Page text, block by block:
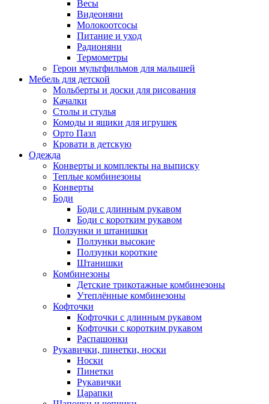
Весы
Видеоняни
Молокоотсосы
Питание и уход
Радионяни
Термометры
Герои мультфильмов для малышей
Мебель для детской
Мольберты и доски для рисования
Качалки
Столы и стулья
Комоды и ящики для игрушек
Орто Пазл
Кровати в детскую
Одежда
Конверты и комплекты на выписку
Теплые комбинезоны
Конверты
Боди
Боди с длинным рукавом
Боди с коротким рукавом
Ползунки и штанишки
Ползунки высокие
Ползунки короткие
Штанишки
Комбинезоны
Детские трикотажные комбинезоны
Утеплённые комбинезоны
Кофточки
Кофточки с длинным рукавом
Кофточки с коротким рукавом
Распашонки
Рукавички, пинетки, носки
Носки
Пинетки
Рукавички
Царапки